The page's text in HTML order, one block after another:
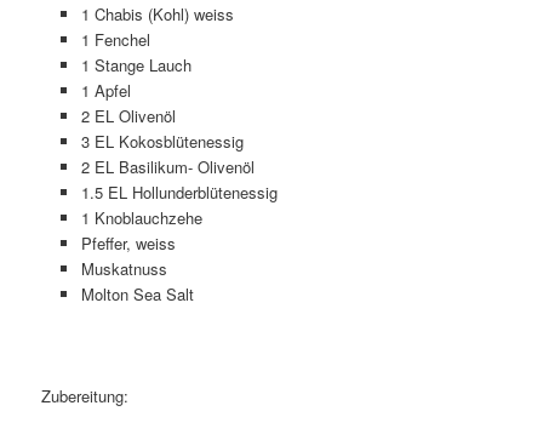
1 Chabis (Kohl) weiss
1 Fenchel
1 Stange Lauch
1 Apfel
2 EL Olivenöl
3 EL Kokosblütenessig
2 EL Basilikum- Olivenöl
1.5 EL Hollunderblütenessig
1 Knoblauchzehe
Pfeffer, weiss
Muskatnuss
Molton Sea Salt
Zubereitung: